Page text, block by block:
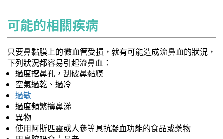
可能的相關疾病
只要鼻黏膜上的微血管受損，就有可能造成流鼻血的狀況，
下列狀況都容易引起流鼻血：
過度挖鼻孔，刮破鼻黏膜
空氣過乾、過冷
過敏
過度頻繁擤鼻涕
異物
使用阿斯匹靈或人參等具抗凝血功能的食品或藥物